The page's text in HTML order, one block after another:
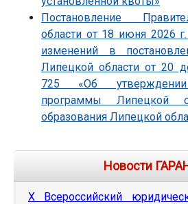
Постановление
области от 18 июня 2026
изменений в
Липецкой области от 20
725 «Об утверждении
программы Липецкой
образования Липецкой
Новости
Х Всероссийский